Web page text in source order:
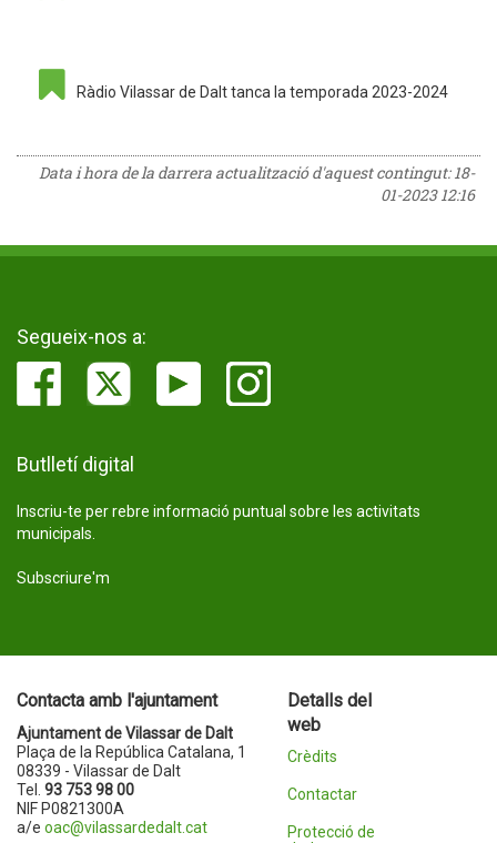
Ràdio Vilassar de Dalt tanca la temporada 2023-2024
Data i hora de la darrera actualització d'aquest contingut:18-
01-2023 12:16
Segueix-nos a:
Butlletí digital
Inscriu-te per rebre informació puntual sobre les activitats
municipals.
Subscriure'm
Contacta amb l'ajuntament
Ajuntament de Vilassar de Dalt
Plaça de la República Catalana, 1
08339 - Vilassar de Dalt
Tel. 93 753 98 00
NIF P0821300A
a/e oac@vilassardedalt.cat
Detalls del
web
Crèdits
Contactar
Protecció de